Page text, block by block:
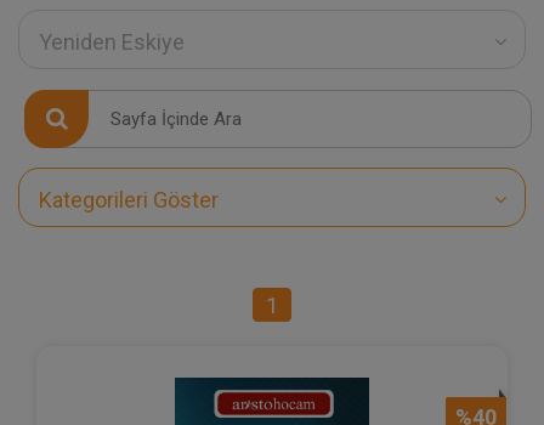
Yeniden Eskiye
Kategorileri Göster
1
%40